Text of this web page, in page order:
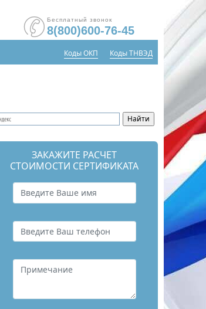
Бесплатный звонок
8(800)600-76-45
Коды ОКП Коды ТНВЭД
ЗАКАЖИТЕ РАСЧЕТ
СТОИМОСТИ СЕРТИФИКАТА